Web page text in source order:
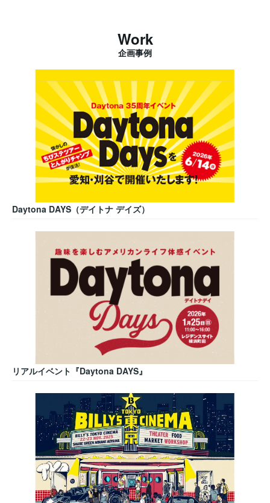
Work
企画事例
Daytona DAYS（デイトナ デイズ）
リアルイベント『Daytona DAYS』